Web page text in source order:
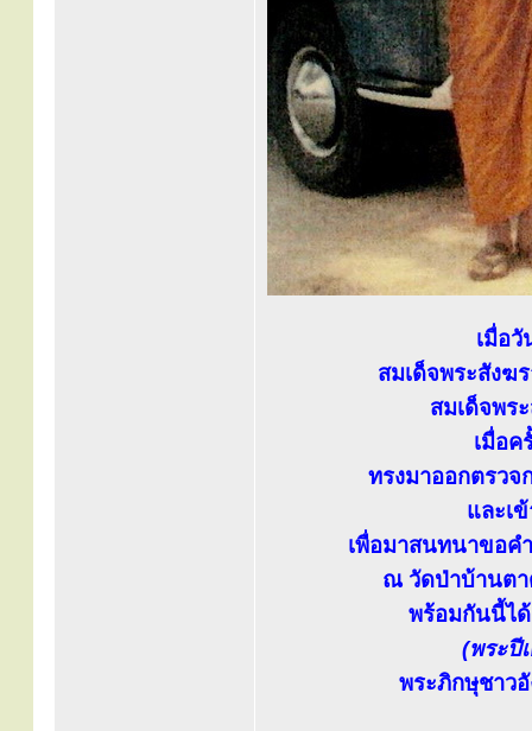
เมื่อ
สมเด็จพระสังฆ
สมเด็จพร
เมื่อ
ทรงมาออกตรวจ
และเ
เพื่อมาสนทนาขอค
ณ วัดป่าบ้านตา
พร้อมกันนี้ไ
(พระปี
พระภิกษุชาว